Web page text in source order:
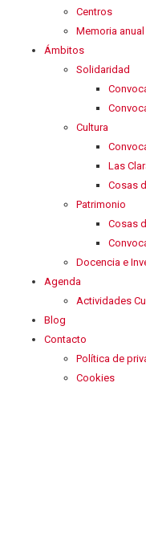
Centros
Memoria anual
Ámbitos
Solidaridad
Cultura
Las
Cosas
Patrimonio
Cosas
Docencia e
Agenda
Actividades
Blog
Contacto
Política de
Cookies